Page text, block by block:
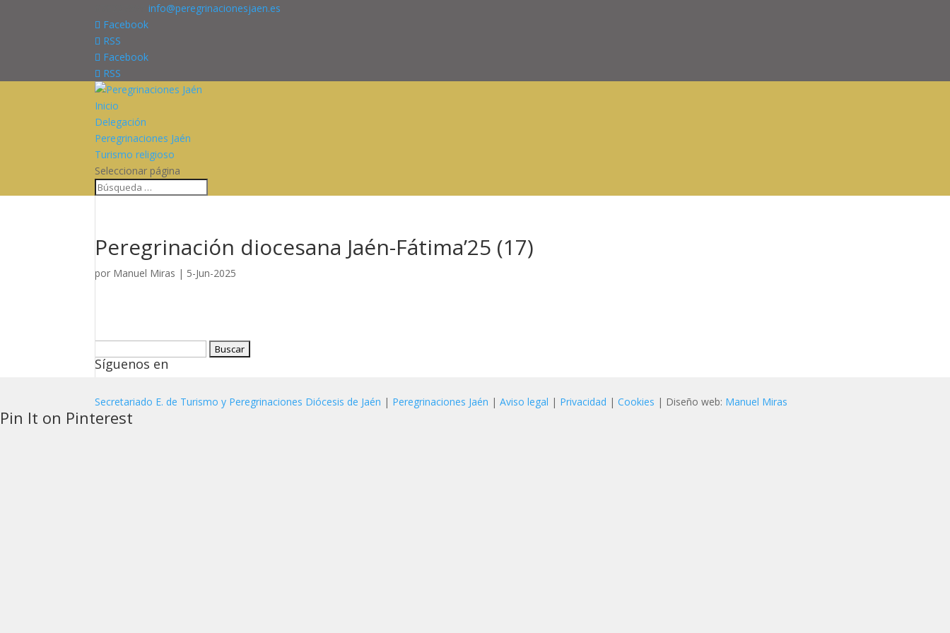
info@peregrinacionesjaen.es
Facebook
RSS
Facebook
RSS
Inicio
Delegación
Peregrinaciones Jaén
Turismo religioso
Seleccionar página
Peregrinación diocesana Jaén-Fátima’25 (17)
por Manuel Miras | 5-Jun-2025
Síguenos en
Secretariado E. de Turismo y Peregrinaciones Diócesis de Jaén | Peregrinaciones Jaén |Aviso legal | Privacidad |Cookies | Diseño web: Manuel Miras
Pin It on Pinterest